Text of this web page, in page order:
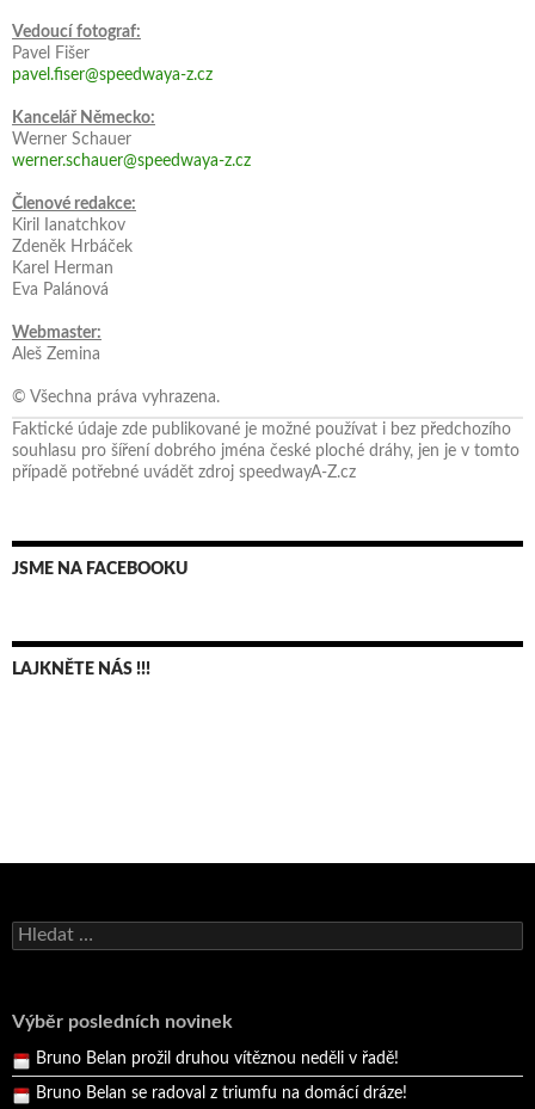
Vedoucí fotograf:
Pavel Fišer
pavel.fiser@speedwaya-z.cz
Kancelář Německo:
Werner Schauer
werner.schauer@speedwaya-z.cz
Členové redakce:
Kiril Ianatchkov
Zdeněk Hrbáček
Karel Herman
Eva Palánová
Webmaster:
Aleš Zemina
© Všechna práva vyhrazena.
Faktické údaje zde publikované je možné používat i bez předchozího
souhlasu pro šíření dobrého jména české ploché dráhy, jen je v tomto
případě potřebné uvádět zdroj speedwayA-Z.cz
JSME NA FACEBOOKU
LAJKNĚTE NÁS !!!
Vyhledávání
Výběr posledních novinek
Bruno Belan se radoval z triumfu na domácí dráze!
Andy Appleton obhájil dlouhodrážní titul!